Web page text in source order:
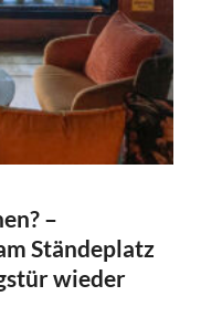
–
Ständeplatz
wieder